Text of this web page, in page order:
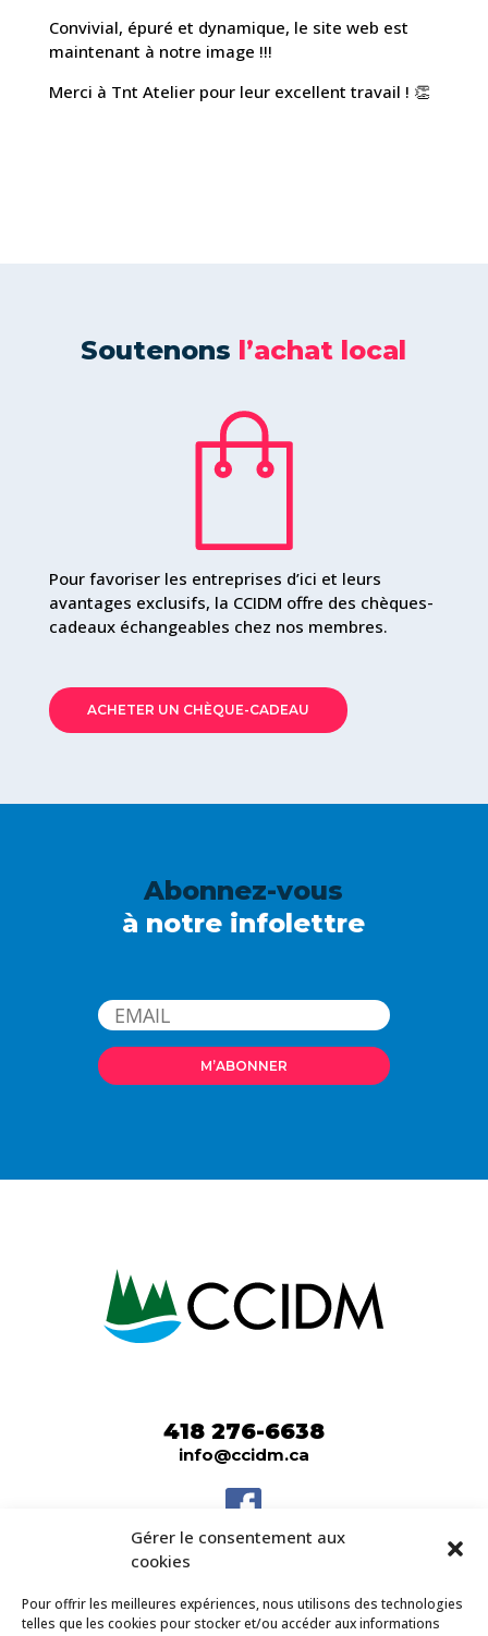
Gérer le consentement aux
cookies
Pour offrir les meilleures expériences, nous utilisons des technologies
telles que les cookies pour stocker et/ou accéder aux informations
Convivial, épuré et dynamique, le site web est
maintenant à notre image !!!
Merci à Tnt Atelier pour leur excellent travail ! 👏
Soutenons l’achat local
Pour favoriser les entreprises d’ici et leurs
avantages exclusifs, la CCIDM offre des chèques-
cadeaux échangeables chez nos membres.
ACHETER UN CHÈQUE-CADEAU
Abonnez-vous
à notre infolettre
418 276-6638
info@ccidm.ca
QC G8L 1H7